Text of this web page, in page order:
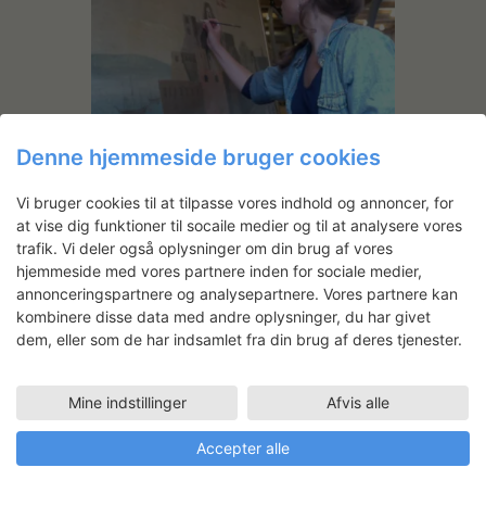
Konservering af 1700-tals
Faciliteter
TRÆVÆRKSTED
06.06.2019 - 19.06.2019
Udstilling
KUNSTBYGNINGEN I VRÅ
Denne hjemmeside bruger cookies
Vi bruger cookies til at tilpasse vores indhold og annoncer, for
at vise dig funktioner til socaile medier og til at analysere vores
trafik. Vi deler også oplysninger om din brug af vores
hjemmeside med vores partnere inden for sociale medier,
annonceringspartnere og analysepartnere. Vores partnere kan
kombinere disse data med andre oplysninger, du har givet
dem, eller som de har indsamlet fra din brug af deres tjenester.
Mine indstillinger Afvis alle
Accepter alle